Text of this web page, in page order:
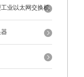
业以太网交换机
器